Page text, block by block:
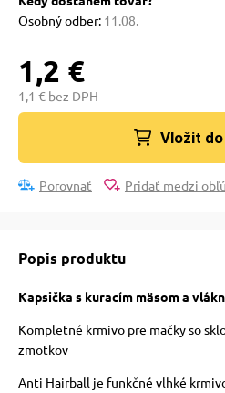
a ohlávky
psov
Osobný odber: 11.08.
1,2 €
1,1 € bez DPH
Vložit
Porovnať Pridať medzi
Popis produktu
Kapsička s kuracím mäsom a
Kompletné krmivo pre mačky so
zmotkov
Anti Hairball je funkčné vlhké